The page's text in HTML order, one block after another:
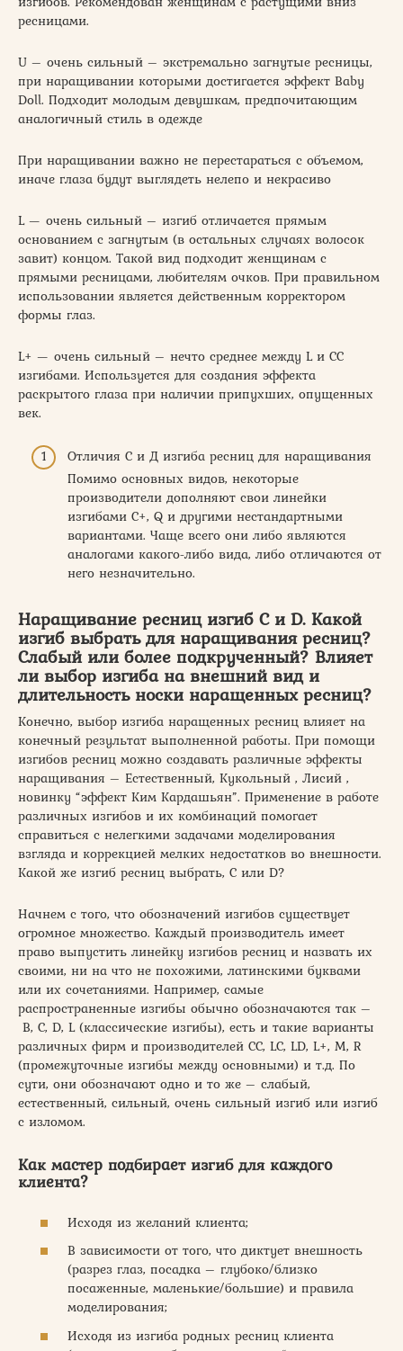
ресницами.
U – очень сильный – экстремально загнутые ресницы,
при наращивании которыми достигается эффект Baby
Doll. Подходит молодым девушкам, предпочитающим
аналогичный стиль в одежде
При наращивании важно не перестараться с объемом,
иначе глаза будут выглядеть нелепо и некрасиво
L — очень сильный – изгиб отличается прямым
основанием с загнутым (в остальных случаях волосок
завит) концом. Такой вид подходит женщинам с
прямыми ресницами, любителям очков. При правильном
использовании является действенным корректором
формы глаз.
L+ — очень сильный – нечто среднее между L и СС
изгибами. Используется для создания эффекта
раскрытого глаза при наличии припухших, опущенных
век.
Отличия С и Д изгиба ресниц для наращивания
Помимо основных видов, некоторые
производители дополняют свои линейки
изгибами С+, Q и другими нестандартными
вариантами. Чаще всего они либо являются
аналогами какого-либо вида, либо отличаются от
него незначительно.
Наращивание ресниц изгиб C и D. Какой
изгиб выбрать для наращивания ресниц?
Слабый или более подкрученный? Влияет
ли выбор изгиба на внешний вид и
длительность носки наращенных ресниц?
Конечно, выбор изгиба наращенных ресниц влияет на
конечный результат выполненной работы. При помощи
изгибов ресниц можно создавать различные эффекты
наращивания – Естественный, Кукольный , Лисий ,
новинку “эффект Ким Кардашьян”. Применение в работе
различных изгибов и их комбинаций помогает
справиться с нелегкими задачами моделирования
взгляда и коррекцией мелких недостатков во внешности.
Какой же изгиб ресниц выбрать, C или D?
Начнем с того, что обозначений изгибов существует
огромное множество. Каждый производитель имеет
право выпустить линейку изгибов ресниц и назвать их
своими, ни на что не похожими, латинскими буквами
или их сочетаниями. Например, самые
распространенные изгибы обычно обозначаются так –
B, C, D, L (классические изгибы), есть и такие варианты
различных фирм и производителей CC, LC, LD, L+, M, R
(промежуточные изгибы между основными) и т.д. По
сути, они обозначают одно и то же – слабый,
естественный, сильный, очень сильный изгиб или изгиб
с изломом.
Как мастер подбирает изгиб для каждого
клиента?
Исходя из желаний клиента;
В зависимости от того, что диктует внешность
(разрез глаз, посадка – глубоко/близко
посаженные, маленькие/большие) и правила
моделирования;
Исходя из изгиба родных ресниц клиента